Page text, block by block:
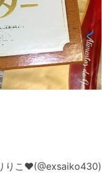
りこ❤︎(@exsaiko430)